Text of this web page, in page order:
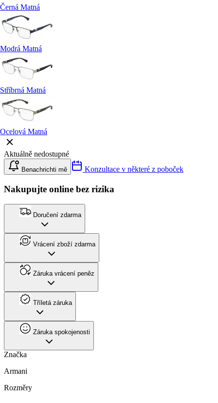
Černá Matná
Modrá Matná
Stříbrná Matná
Ocelová Matná
Aktuálně nedostupné
Benachrichti mě Konzultace v některé z poboček
Nakupujte online bez rizika
Doručení zdarma
Vrácení zboží zdarma
Záruka vrácení peněz
Tříletá záruka
Záruka spokojenosti
Značka
Armani
Rozměry